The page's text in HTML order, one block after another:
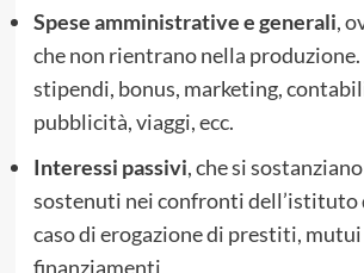
Spese amministrative e generali,
che non rientrano nella
stipendi, bonus, marketing,
pubblicità, viaggi, ecc.
Interessi passivi, che si
sostenuti nei confronti dell’istituto
caso di erogazione di prestiti, mutui
finanziamenti